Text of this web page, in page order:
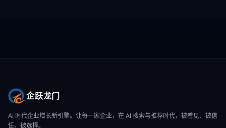
企跃龙门
AI 时代企业增长新引擎。让每一家企业，在 AI 搜索与推荐时代，被看见、被信
任、被选择。